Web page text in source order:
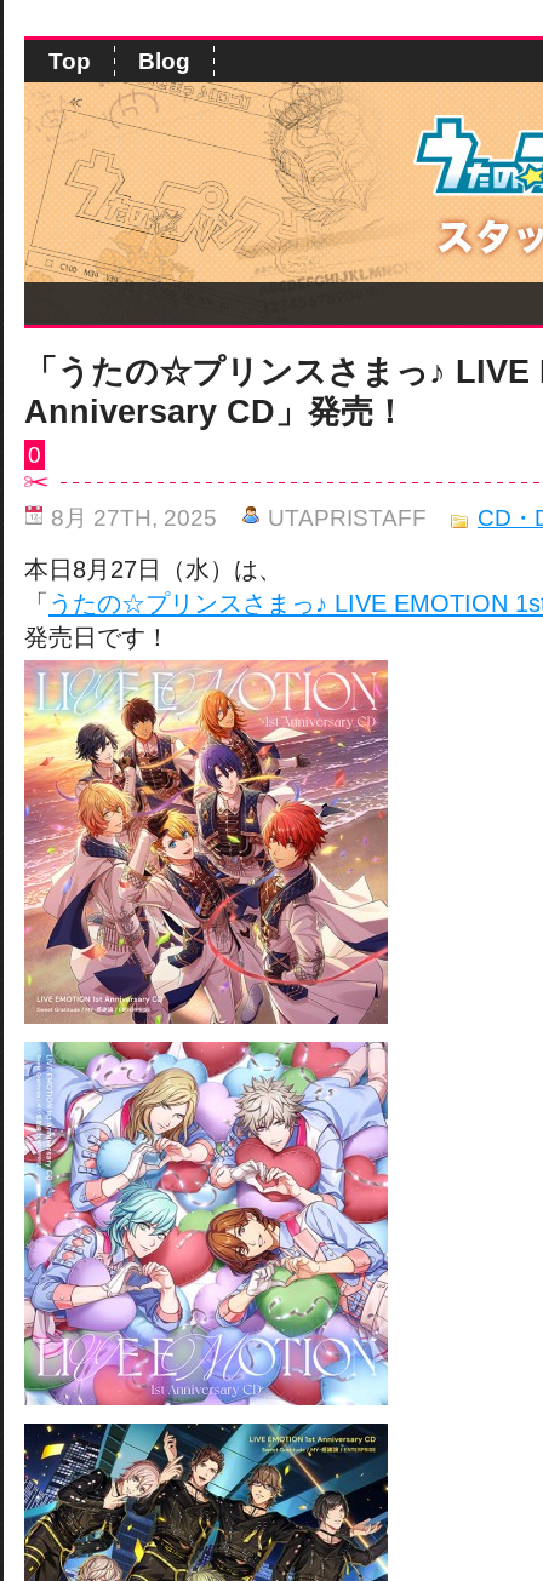
Top Blog
「うたの☆プリンスさまっ♪ LIVE
Anniversary CD」発売！
0
8月 27TH, 2025 UTAPRISTAFF CD・
本日8月27日（水）は、
「 うたの☆プリンスさまっ♪ LIVE EMOTION
発売日です！